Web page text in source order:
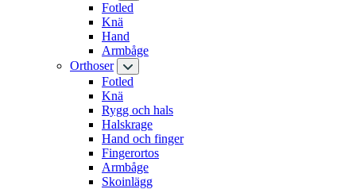
Fotled
Knä
Hand
Armbåge
Orthoser
Fotled
Knä
Rygg och hals
Halskrage
Hand och finger
Fingerortos
Armbåge
Skoinlägg